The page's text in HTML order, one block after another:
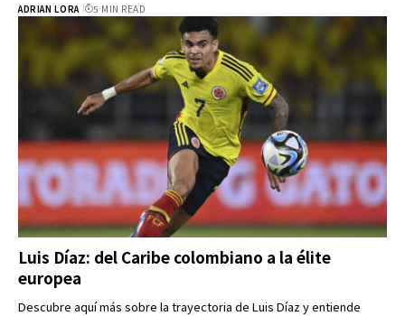
ADRIAN LORA 5 MIN READ
Luis Díaz: del Caribe colombiano a la élite
europea
Descubre aquí más sobre la trayectoria de Luis Díaz y entiende